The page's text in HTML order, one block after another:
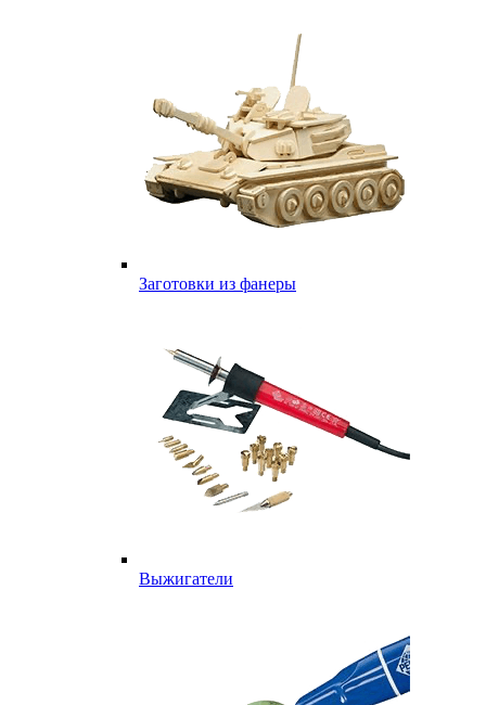
Заготовки из фанеры
Выжигатели